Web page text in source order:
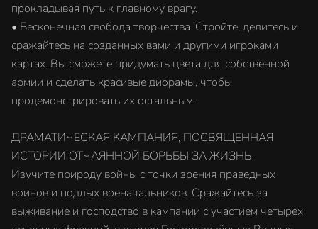
прокладывая путь к главному врагу.
• Бесконечная свобода творчества. Стройте, делитесь и
сражайтесь на созданных вами и другими игроками
картах. Вы сможете придумать цвета для собственной
армии и сделать красивые диорамы, чтобы
продемонстрировать их остальным.
ДРАМАТИЧЕСКАЯ КАМПАНИЯ, ПОСВЯЩЕННАЯ
ИСТОРИИ ОТЧАЯННОЙ БОРЬБЫ ЗА ЖИЗНЬ
Изучите природу войны с точки зрения праведных
воинов и подлых военачальников. Сражайтесь за
выживание и господство в кампании с участием четырех